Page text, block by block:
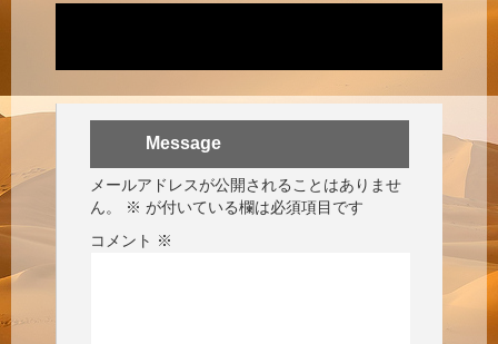
Message
メールアドレスが公開されることはありませ
ん。
※ が付いている欄は必須項目です
コメント ※